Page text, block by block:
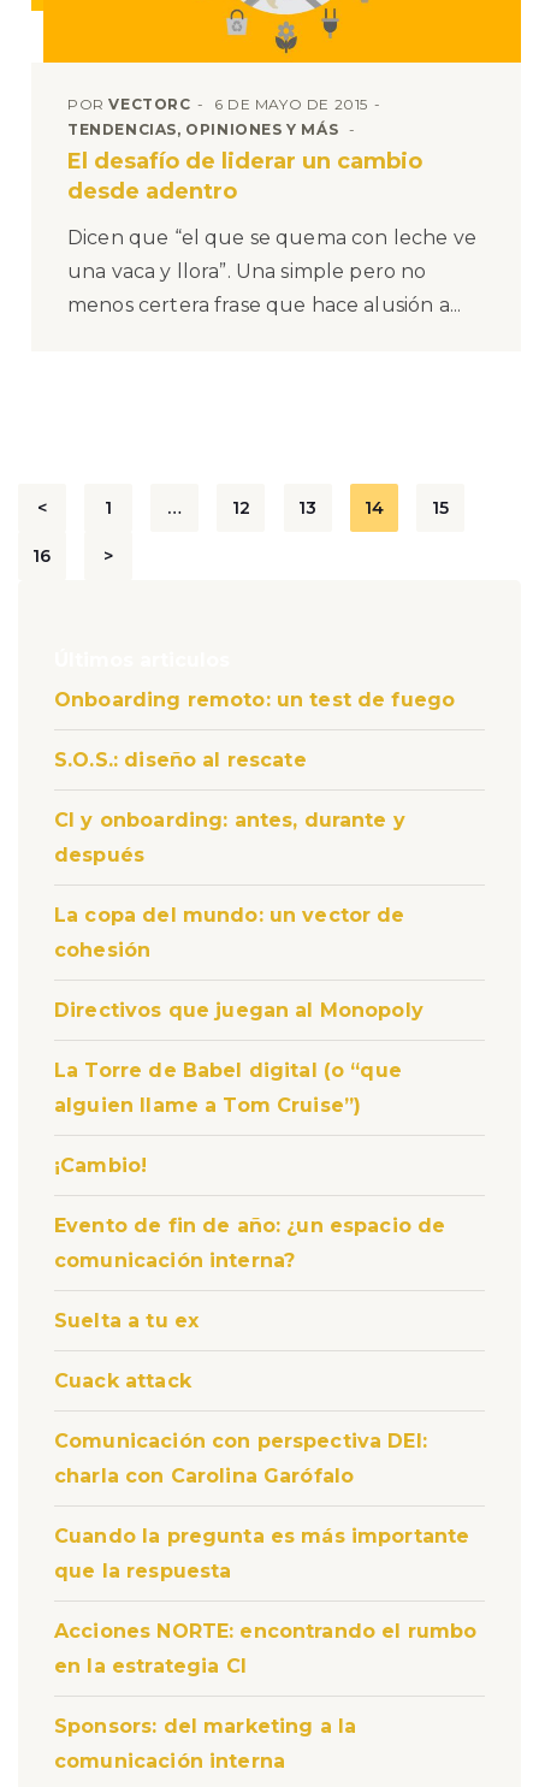
PORVECTORC
6 DE MAYO DE 2015
TENDENCIAS, OPINIONES Y MÁS
El desafío de liderar un cambio
desde adentro
Dicen que “el que se quema con leche ve
una vaca y llora”. Una simple pero no
menos certera frase que hace alusión a...
Paginación
de
< 1 … 12 13 14 15
16 >
Onboarding remoto: un test de fuego
S.O.S.: diseño al rescate
CI y onboarding: antes, durante y
después
La copa del mundo: un vector de
cohesión
Directivos que juegan al Monopoly
La Torre de Babel digital (o “que
alguien llame a Tom Cruise”)
¡Cambio!
Evento de fin de año: ¿un espacio de
comunicación interna?
Suelta a tu ex
Cuack attack
Comunicación con perspectiva DEI:
charla con Carolina Garófalo
Cuando la pregunta es más importante
que la respuesta
Acciones NORTE: encontrando el rumbo
en la estrategia CI
Sponsors: del marketing a la
comunicación interna